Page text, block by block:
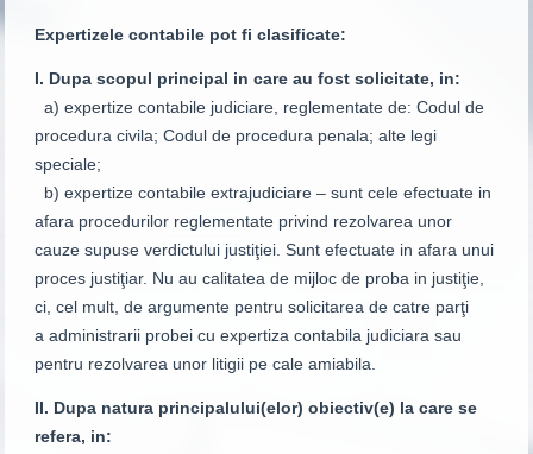
Expertizele contabile pot fi clasificate:
I. Dupa scopul principal in care au fost solicitate, in:
a) expertize contabile judiciare, reglementate de: Codul de
procedura civila; Codul de procedura penala; alte legi
speciale;
b) expertize contabile extrajudiciare – sunt cele efectuate in
afara procedurilor reglementate privind rezolvarea unor
cauze supuse verdictului justiţiei. Sunt efectuate in afara unui
proces justiţiar. Nu au calitatea de mijloc de proba in justiţie,
ci, cel mult, de argumente pentru solicitarea de catre parţi
a administrarii probei cu expertiza contabila judiciara sau
pentru rezolvarea unor litigii pe cale amiabila.
II. Dupa natura principalului(elor) obiectiv(e) la care se
refera, in: